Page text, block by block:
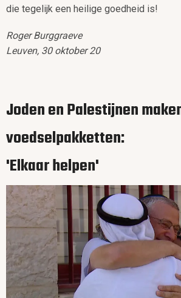
die tegelijk een heilige goedheid is!
Roger Burggraeve
Leuven, 30 oktober 20
Joden en Palestijnen
voedselpakketten:
'Elkaar helpen'